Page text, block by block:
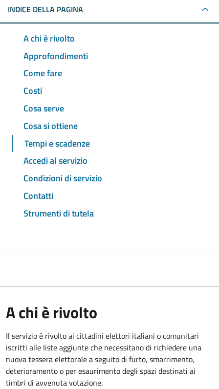
INDICE DELLA PAGINA
A chi è rivolto
Approfondimenti
Come fare
Costi
Cosa serve
Cosa si ottiene
Tempi e scadenze
Accedi al servizio
Condizioni di servizio
Contatti
Strumenti di tutela
A chi è rivolto
Il servizio è rivolto ai cittadini elettori italiani o comunitari
iscritti alle liste aggiunte che necessitano di richiedere una
nuova tessera elettorale a seguito di furto, smarrimento,
deterioramento o per esaurimento degli spazi destinati ai
timbri di avvenuta votazione.